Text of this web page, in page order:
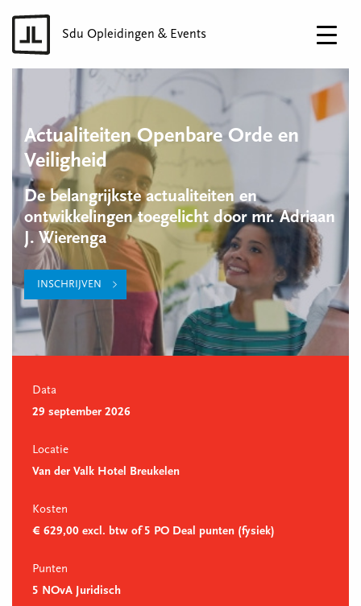
Sdu Opleidingen & Events
Actualiteiten Openbare Orde en
Veiligheid
De belangrijkste actualiteiten en
ontwikkelingen toegelicht door mr. Adriaan
J. Wierenga
INSCHRIJVEN
Data
29 september 2026
Locatie
Van der Valk Hotel Breukelen
Kosten
€ 629,00 excl. btw of 5 PO Deal punten (fysiek)
Punten
5 NOvA Juridisch